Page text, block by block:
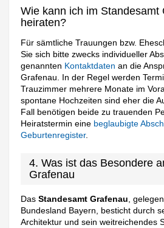
Wie kann ich im Standesamt
heiraten?
Für sämtliche Trauungen bzw.
Sie sich bitte zwecks individueller
genannten Kontaktdaten an die
Grafenau. In der Regel werden
Trauzimmer mehrere Monate im
spontane Hochzeiten sind eher die
Fall benötigen beide zu trauenden
Heiratstermin eine beglaubigte
Geburtenregister.
4. Was ist das Besondere
Grafenau
DasStandesamt Grafenau,
Bundesland Bayern, besticht durch
Architektur und sein weitreichendes